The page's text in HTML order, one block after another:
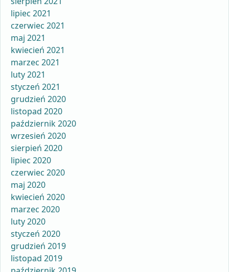
lipiec 2021
czerwiec 2021
maj 2021
kwiecień 2021
marzec 2021
luty 2021
styczeń 2021
grudzień 2020
listopad 2020
październik 2020
wrzesień 2020
sierpień 2020
lipiec 2020
czerwiec 2020
maj 2020
kwiecień 2020
marzec 2020
luty 2020
styczeń 2020
grudzień 2019
listopad 2019